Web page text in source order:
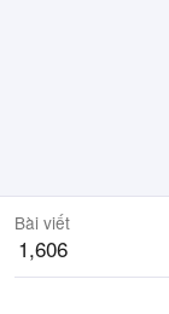
Bài viết
1,606